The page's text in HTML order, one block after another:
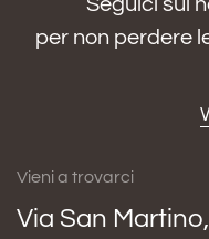
per non perdere
Vieni a trovarci
Via San